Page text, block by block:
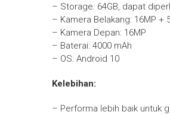
– Storage: 64GB, dapat
– Kamera Belakang: 16MP +
– Kamera Depan: 16MP
– Baterai: 4000 mAh
– OS: Android 10
Kelebihan:
– Performa lebih baik untuk